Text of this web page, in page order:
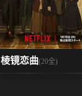
棱镜恋曲(20全)